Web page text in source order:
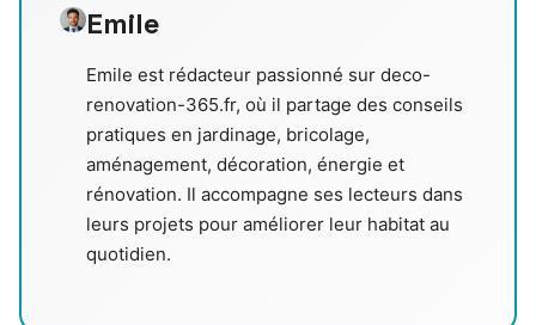
Emile
Emile est rédacteur passionné sur deco-
renovation-365.fr, où il partage des conseils
pratiques en jardinage, bricolage,
aménagement, décoration, énergie et
rénovation. Il accompagne ses lecteurs dans
leurs projets pour améliorer leur habitat au
quotidien.